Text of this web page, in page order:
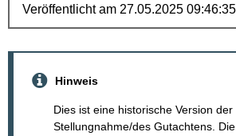
Hinweis
Dies ist eine historische Version der
Stellungnahme/des Gutachtens. Die